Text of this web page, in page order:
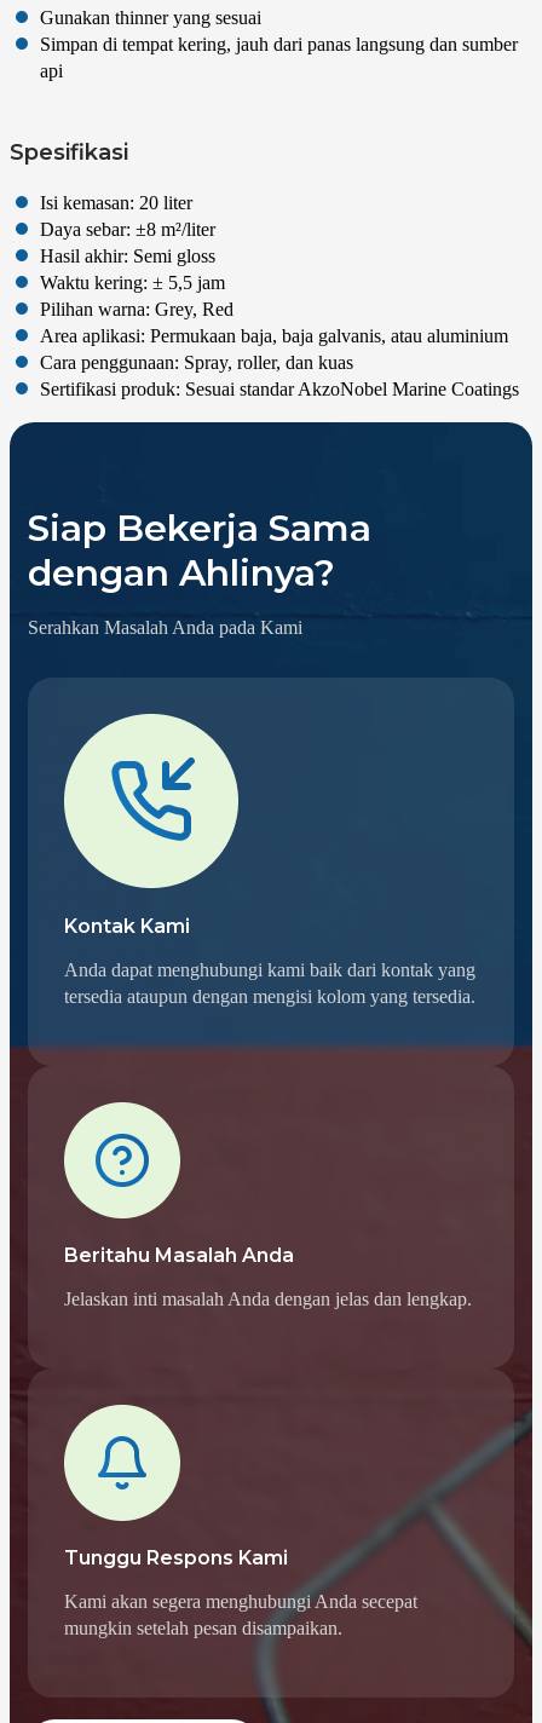
Gunakan thinner yang sesuai
Simpan di tempat kering, jauh dari panas langsung dan sumber
api
Spesifikasi
Isi kemasan: 20 liter
Daya sebar: ±8 m²/liter
Hasil akhir: Semi gloss
Waktu kering: ± 5,5 jam
Pilihan warna: Grey, Red
Area aplikasi: Permukaan baja, baja galvanis, atau aluminium
Cara penggunaan: Spray, roller, dan kuas
Sertifikasi produk: Sesuai standar AkzoNobel Marine Coatings
Siap Bekerja Sama
dengan Ahlinya?
Serahkan Masalah Anda pada Kami
Kontak Kami
Anda dapat menghubungi kami baik dari kontak yang
tersedia ataupun dengan mengisi kolom yang tersedia.
Beritahu Masalah Anda
Jelaskan inti masalah Anda dengan jelas dan lengkap.
Tunggu Respons Kami
Kami akan segera menghubungi Anda secepat
mungkin setelah pesan disampaikan.